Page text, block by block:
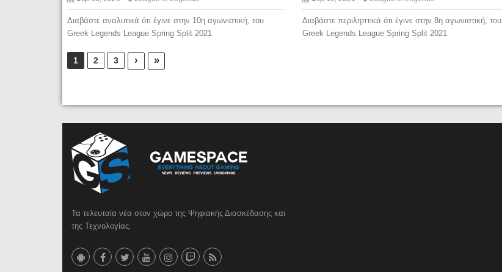
Διαβάστε αναλυτικά ότι έγινε στην 10η αγωνιστική, του
Greek Legends League Spring Split 2021
Διαβάστε περιληπτικά ότι έγινε στην 8η αγωνιστική, του
Greek Legends League Spring Split 2021
1 2 3 › »
Τα τελευταία νέα στον χώρο της Ψηφιακής Διασκέδασης και
της Τεχνολογίας.